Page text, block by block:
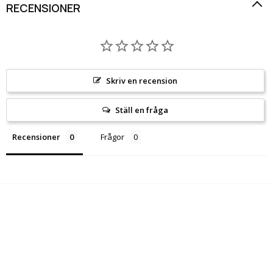
RECENSIONER
Skriv en recension
Ställ en fråga
Recensioner Frågor